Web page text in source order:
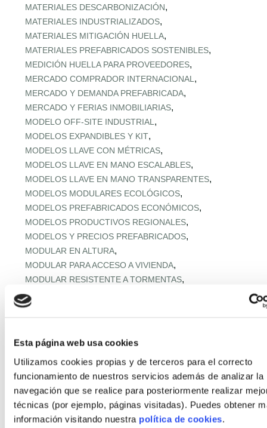
Esta página web usa cookies
Utilizamos cookies propias y de terceros para el correcto
funcionamiento de nuestros servicios además de analizar la
navegación que se realice para posteriormente realizar
técnicas (por ejemplo, páginas visitadas). Puedes obtener
información visitando nuestra política de cookies.
MATERIALES DESCARBONIZACIÓN,
MATERIALES INDUSTRIALIZADOS,
MATERIALES MITIGACIÓN HUELLA,
MATERIALES PREFABRICADOS SOSTENIBLES,
MEDICIÓN HUELLA PARA PROVEEDORES,
MERCADO COMPRADOR INTERNACIONAL ,
MERCADO Y DEMANDA PREFABRICADA,
MERCADO Y FERIAS INMOBILIARIAS,
MODELO OFF-SITE INDUSTRIAL ,
MODELOS EXPANDIBLES Y KIT,
MODELOS LLAVE CON MÉTRICAS,
MODELOS LLAVE EN MANO ESCALABLES,
MODELOS LLAVE EN MANO TRANSPARENTES,
MODELOS MODULARES ECOLÓGICOS,
MODELOS PREFABRICADOS ECONÓMICOS,
MODELOS PRODUCTIVOS REGIONALES,
MODELOS Y PRECIOS PREFABRICADOS,
MODULAR EN ALTURA,
MODULAR PARA ACCESO A VIVIENDA,
MODULAR RESISTENTE A TORMENTAS,
MODULAR RURAL ASEQUIBLE
MONTAJE EXPRÉS Y MICROPLAZOS
NORMATIVA URBANA Y SUELO
OFERTA RETAIL Y LLAVE EN MANO
,OFF‑SITE VIVIENDA ASEQUIBLE,
OFF‑SITE Y FÁBRICAS MODULARES
OPTIMIZACIÓN IA CADENA,
PANELES Y MÓDULOS ESTRUCTURALES ,
PASSIVHAUS APLICADA,PASSIVHAUS APLICADO,